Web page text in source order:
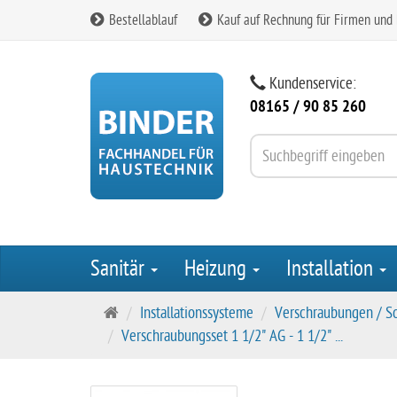
Bestellablauf Kauf auf Rechnung für Firmen und
Kundenservice:
08165 / 90 85 260
Sanitär Heizung Installation
S
t
r
Installationssysteme Verschraubungen /
Verschraubungsset 1 1/2" AG - 1 1/2" ...